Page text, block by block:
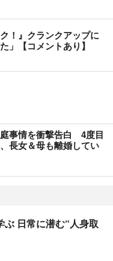
！』クランクアップに
」【コメントあり】
事情を衝撃告白 4度目
長女＆母も離婚してい
ぶ 日常に潜む“人身取